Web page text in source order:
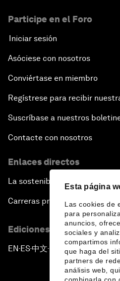
Esta página
Las cookies de
para
anuncios,
sociales y
compartimos
que haga del
partners de
análisis web,
Participe en el Foro
Iniciar sesión
Asóciese con nosotros
Conviértase en miembro
Regístrese para recibir
Suscríbase a nuestros
Contacte con nosotros
Enlaces directos
La sostenibilidad en el Foro
Carreras profesionales
Ediciones en otros
EN ▪ES▪中文▪ 日本語